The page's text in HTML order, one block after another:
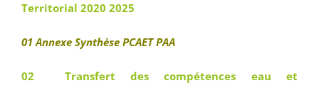
Territorial 2020 2025
01 Annexe Synthèse PCAET PAA
02 Transfert des compétences eau et